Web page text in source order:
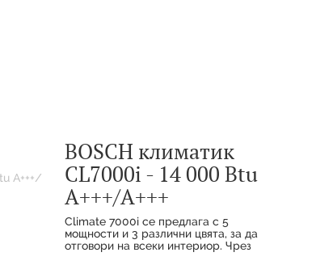
BOSCH климатик
CL7000i - 14 000 Btu
А+++/А+++
Climate 7000i се предлага с 5
мощности и 3 различни цвята, за да
отговори на всеки интериор. Чрез